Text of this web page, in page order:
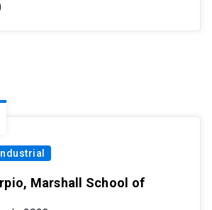
Marshall School of